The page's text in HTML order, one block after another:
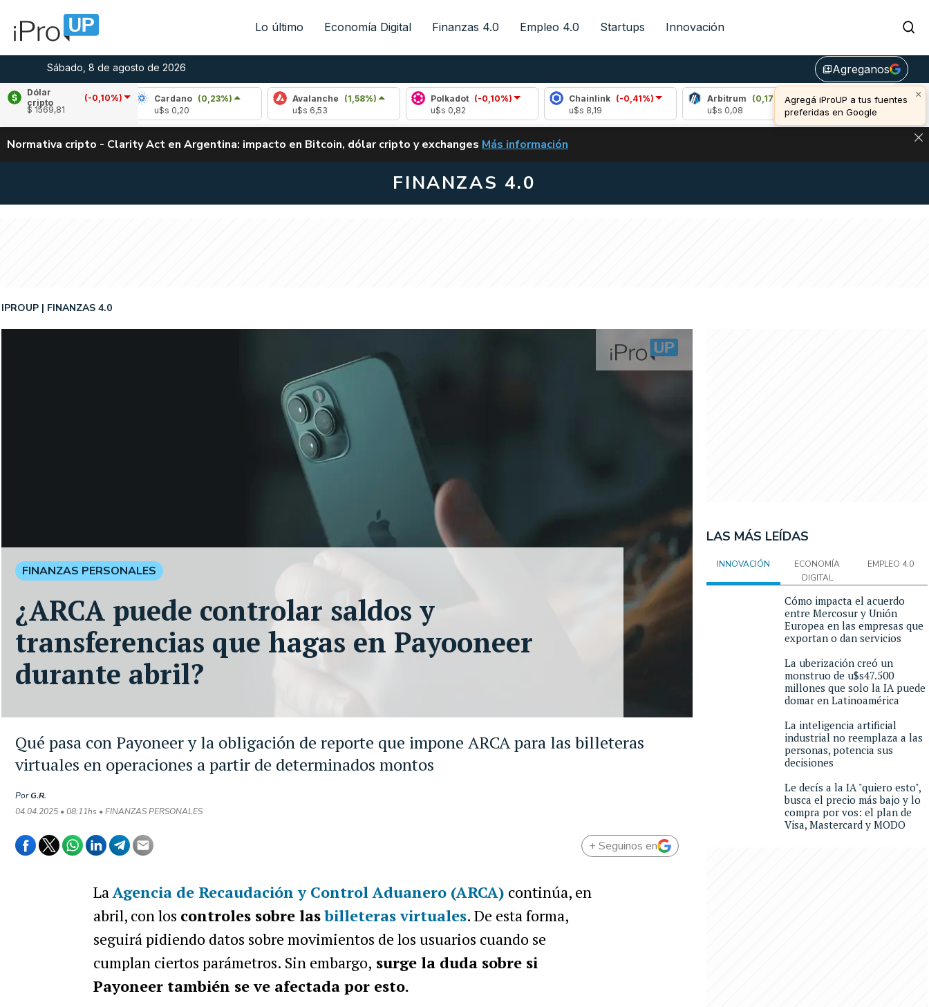
Lo último Economía Digital Finanzas 4.0 Empleo 4.0 Startups Innovación
Sábado, 8 de agosto de 2026 library_addAgreganos
×
Agregá iProUP a tus fuentes
preferidas en Google
Dólar
cripto
(-0,10%)
$ 1569,81
(0,36%)
Cardano (0,23%)
u$s 0,20
Avalanche
(1,58%)
u$s 6,53
Polkadot
(-0,10%)
u$s 0,82
Chainlink
(-0,41%)
u$s 8,19
Arbitrum (0,17%)
u$s 0,08
Bitcoin (0,77%)
u$s 64.914,00
Normativa cripto - Clarity Act en Argentina: impacto en Bitcoin, dólar cripto y exchanges CLARITY ACT EN ARGENTINA: IMPACTO EN BITCOIN, DÓLAR CRIPTO Y EXCHANGES
Más información
FINANZAS 4.0
Qué pasa con Payoneer y la obligación de reporte que impone ARCA para las billeteras
virtuales en operaciones a partir de determinados montos
IPROUP FINANZAS 4.0
PorG.R.
04.04.2025 • 08:11hs • FINANZAS PERSONALES
FINANZAS PERSONALES
¿ARCA puede controlar saldos y
transferencias que hagas en Payooneer
durante abril?
+ Seguinos en
LaAgencia de Recaudación y Control Aduanero (ARCA) continúa, en
abril, con los controles sobre lasbilleteras virtuales. De esta forma,
seguirá pidiendo datos sobre movimientos de los usuarios cuando se
cumplan ciertos parámetros. Sin embargo, surge la duda sobre si
Payoneer también se ve afectada por esto.
LAS MÁS LEÍDAS
INNOVACIÓN
ECONOMÍA
DIGITAL
EMPLEO 4.0
Cómo impacta el acuerdo
entre Mercosur y Unión
Europea en las empresas que
exportan o dan servicios
La uberización creó un
monstruo de u$s47.500
millones que solo la IA puede
domar en Latinoamérica
La inteligencia artificial
industrial no reemplaza a las
personas, potencia sus
decisiones
Le decís a la IA "quiero esto",
busca el precio más bajo y lo
compra por vos: el plan de
Visa, Mastercard y MODO